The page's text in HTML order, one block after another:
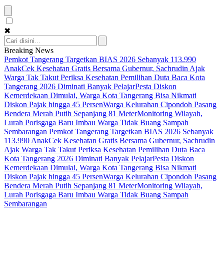
✖
Breaking News
Pemkot Tangerang Targetkan BIAS 2026 Sebanyak 113.990
AnakCek Kesehatan Gratis Bersama Gubernur, Sachrudin Ajak
Warga Tak Takut Periksa Kesehatan Pemilihan Duta Baca Kota
Tangerang 2026 Diminati Banyak PelajarPesta Diskon
Kemerdekaan Dimulai, Warga Kota Tangerang Bisa Nikmati
Diskon Pajak hingga 45 PersenWarga Kelurahan Cipondoh Pasang
Bendera Merah Putih Sepanjang 81 MeterMonitoring Wilayah,
Lurah Porisgaga Baru Imbau Warga Tidak Buang Sampah
Sembarangan Pemkot Tangerang Targetkan BIAS 2026 Sebanyak
113.990 AnakCek Kesehatan Gratis Bersama Gubernur, Sachrudin
Ajak Warga Tak Takut Periksa Kesehatan Pemilihan Duta Baca
Kota Tangerang 2026 Diminati Banyak PelajarPesta Diskon
Kemerdekaan Dimulai, Warga Kota Tangerang Bisa Nikmati
Diskon Pajak hingga 45 PersenWarga Kelurahan Cipondoh Pasang
Bendera Merah Putih Sepanjang 81 MeterMonitoring Wilayah,
Lurah Porisgaga Baru Imbau Warga Tidak Buang Sampah
Sembarangan